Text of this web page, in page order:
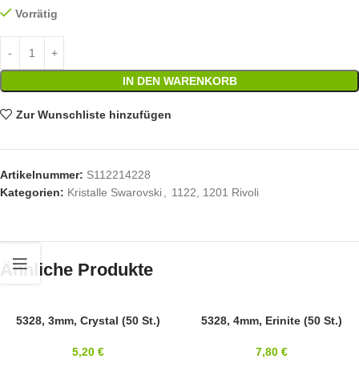
Vorrätig
IN DEN WARENKORB
Zur Wunschliste hinzufügen
Artikelnummer: S112214228
Kategorien: Kristalle Swarovski 1122, 1201 Rivoli
Ähnliche Produkte
SWAROVSKI
5328, 3mm, Crystal (50 St.)
5,20 €
SWAROVSKI
5328, 4mm, Erinite (50 St.)
7,80 €